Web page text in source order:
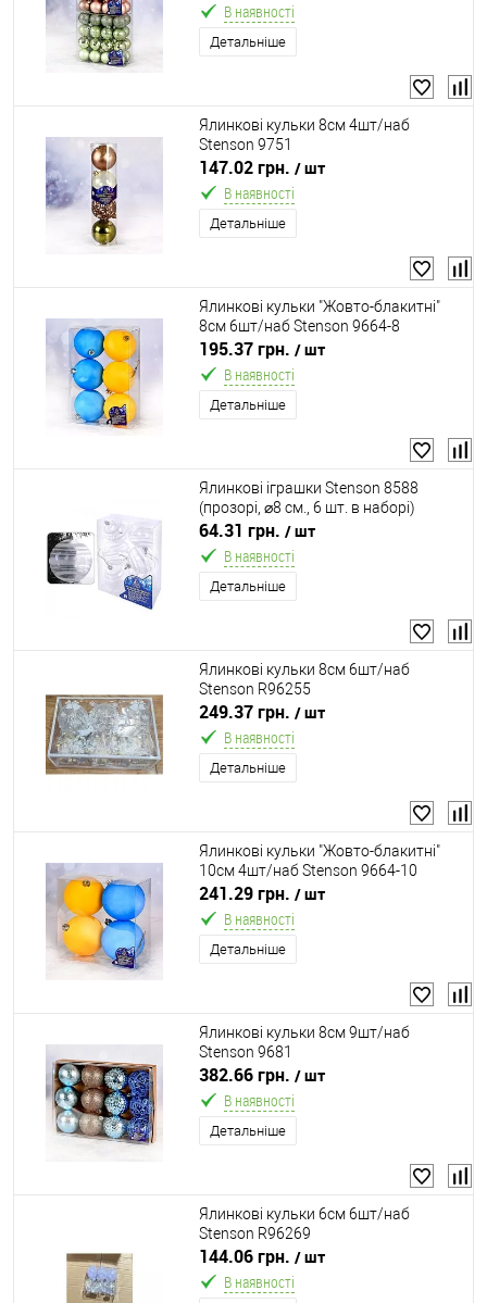
В наявності
Детальніше
Ялинкові кульки 8см 4шт/наб
Stenson 9751
147.02 грн. / шт
В наявності
Детальніше
Ялинкові кульки "Жовто-блакитні"
8см 6шт/наб Stenson 9664-8
195.37 грн. / шт
В наявності
Детальніше
Ялинкові іграшки Stenson 8588
(прозорі, ⌀8 см., 6 шт. в наборі)
64.31 грн. / шт
В наявності
Детальніше
Ялинкові кульки 8см 6шт/наб
Stenson R96255
249.37 грн. / шт
В наявності
Детальніше
Ялинкові кульки "Жовто-блакитні"
10см 4шт/наб Stenson 9664-10
241.29 грн. / шт
В наявності
Детальніше
Ялинкові кульки 8см 9шт/наб
Stenson 9681
382.66 грн. / шт
В наявності
Детальніше
Ялинкові кульки 6см 6шт/наб
Stenson R96269
144.06 грн. / шт
В наявності